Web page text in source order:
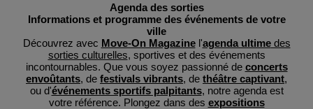
Agenda des sorties
Informations et programme des événements de votre
ville
Découvrez avec Move-On Magazinel'agenda ultimedes
sorties culturelles, sportives et des événements
incontournables. Que vous soyez passionné de concerts
envoûtants, de festivals vibrants, de théâtre captivant,
ou d'événements sportifs palpitants, notre agenda est
votre référence. Plongez dans des expositions